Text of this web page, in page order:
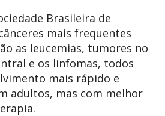
Brasileira de
mais frequentes
as leucemias, tumores no
e os linfomas, todos
mais rápido e
adultos, mas com melhor